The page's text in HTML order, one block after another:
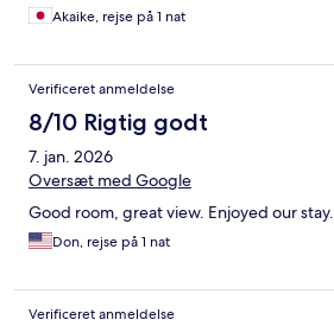
Akaike, rejse på 1 nat
Verificeret anmeldelse
8/10 Rigtig godt
7. jan. 2026
Oversæt med Google
Good room, great view. Enjoyed our stay.
Don, rejse på 1 nat
Verificeret anmeldelse